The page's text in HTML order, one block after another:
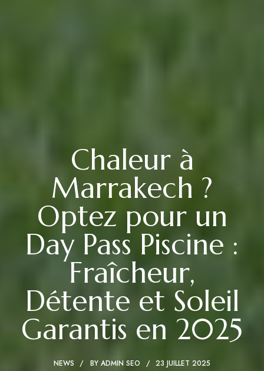
Chaleur à
Marrakech ?
Optez pour un
Day Pass Piscine :
Fraîcheur,
Détente et Soleil
Garantis en 2025
NEWS BY ADMIN SEO 23 JUILLET 2025